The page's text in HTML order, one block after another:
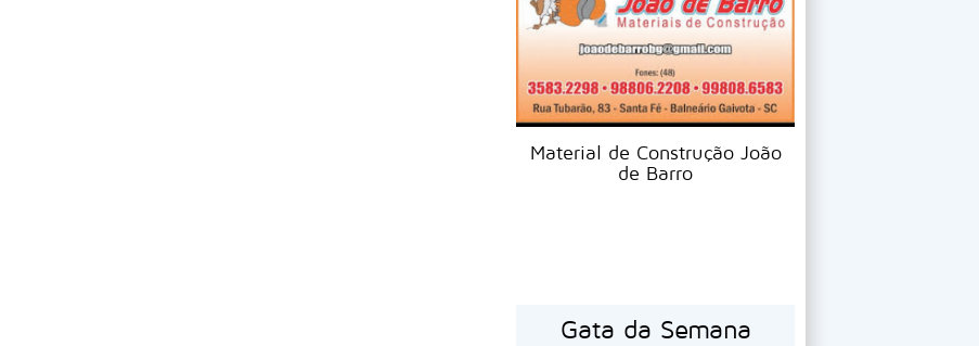
Material de Construção João
de Barro
Gata da Semana